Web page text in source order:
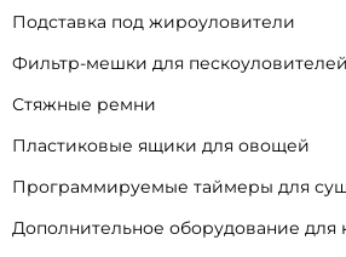
Подставка под жироуловители
Фильтр-мешки для пескоуловителей
Стяжные ремни
Пластиковые ящики для овощей
Программируемые таймеры для
Дополнительное оборудование для